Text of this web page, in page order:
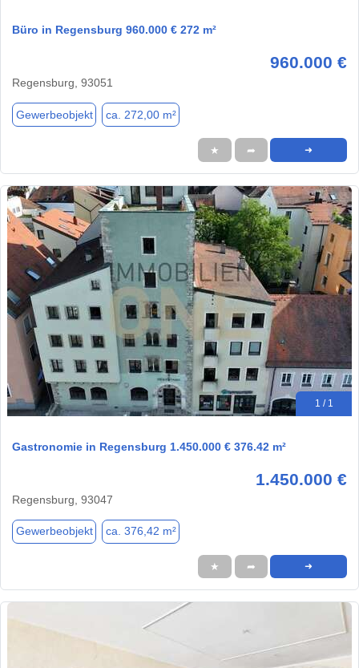
Büro in Regensburg 960.000 € 272 m²
960.000 €
Regensburg, 93051
Gewerbeobjekt ca. 272,00 m²
★ ➦ ➜
1 / 1
Gastronomie in Regensburg 1.450.000 € 376.42 m²
1.450.000 €
Regensburg, 93047
Gewerbeobjekt ca. 376,42 m²
★ ➦ ➜